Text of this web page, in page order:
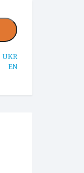
UKR
EN